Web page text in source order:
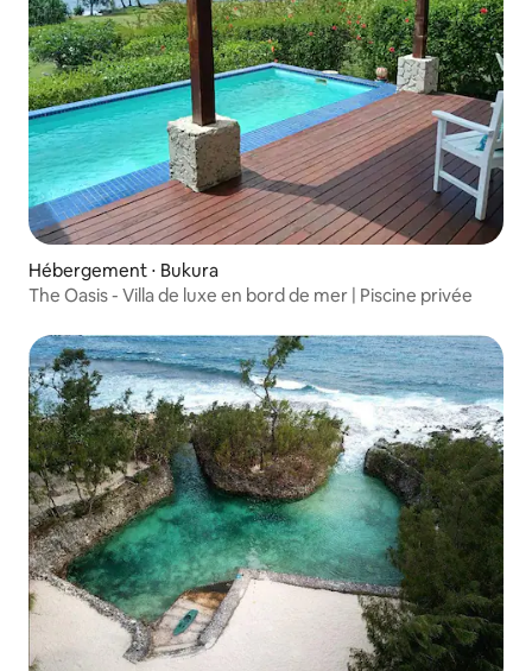
Hébergement ⋅ Bukura
The Oasis - Villa de luxe en bord de mer | Piscine privée